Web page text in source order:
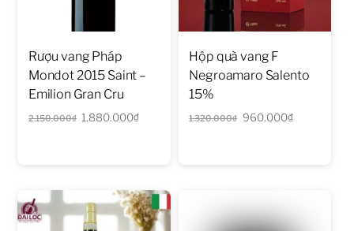
Rượu vang Pháp
Mondot 2015 Saint –
Emilion Gran Cru
2.150.000₫ Giá
1.880.000₫Giá
1.880.000₫.
Hộp quà vang F
Negroamaro Salento
15%
1.320.000₫ Giá
960.000₫Giá